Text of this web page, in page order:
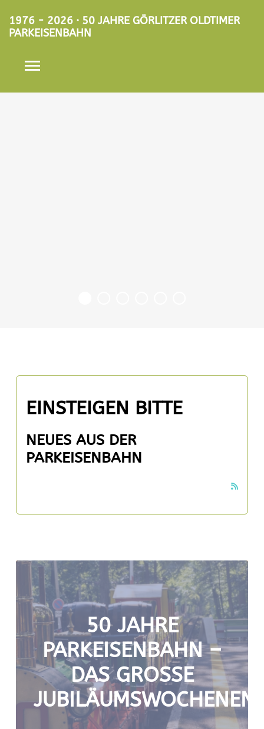
1976 - 2026 · 50 JAHRE GÖRLITZER OLDTIMER
PARKEISENBAHN
EINSTEIGEN BITTE
NEUES AUS DER
PARKEISENBAHN
50 JAHRE
PARKEISENBAHN –
DAS GROSSE J